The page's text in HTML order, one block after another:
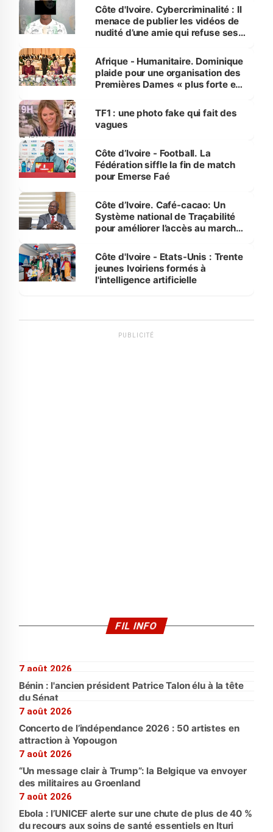
des Transports
Côte d'Ivoire. Cybercriminalité : Il
menace de publier les vidéos de
nudité d’une amie qui refuse ses
Afrique - Humanitaire. Dominique
plaide pour une organisation des
Premières Dames « plus forte et
sur la scène internationale »
TF1 : une photo fake qui fait des
vagues
Côte d’Ivoire - Football. La
Fédération siffle la fin de match
pour Emerse Faé
Côte d’Ivoire. Café-cacao: Un
Système national de Traçabilité
pour améliorer l’accès au marché
Côte d'Ivoire - Etats-Unis : Trente
jeunes Ivoiriens formés à
l'intelligence artificielle
PUBLICITÉ
FIL INFO
7 août 2026
Bénin : l'ancien président Patrice Talon élu à la tête
du Sénat
7 août 2026
Concerto de l’indépendance 2026 : 50 artistes en
attraction à Yopougon
7 août 2026
“Un message clair à Trump”: la Belgique va envoyer
des militaires au Groenland
7 août 2026
Ebola : l’UNICEF alerte sur une chute de plus de 40 %
du recours aux soins de santé essentiels en Ituri